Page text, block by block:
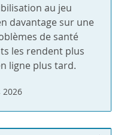
au jeu
davantage sur une
de santé
les rendent plus
ligne plus tard.
2026